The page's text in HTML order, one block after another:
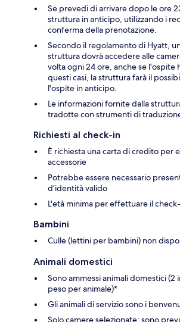
Se prevedi di arrivare dopo le ore
struttura in anticipo, utilizzando i
conferma della prenotazione.
Secondo il regolamento di Hyatt,
struttura dovrà accedere alle
volta ogni 24 ore, anche se l'ospite
questi casi, la struttura farà il
l'ospite in anticipo.
Le informazioni fornite dalla
tradotte con strumenti di
Richiesti al check-in
È richiesta una carta di credito per
accessorie
Potrebbe essere necessario
d’identità valido
L'età minima per effettuare il
Bambini
Culle (lettini per bambini) non
Animali domestici
Sono ammessi animali domestici
peso per animale)*
Gli animali di servizio sono i
Solo camere selezionate; sono